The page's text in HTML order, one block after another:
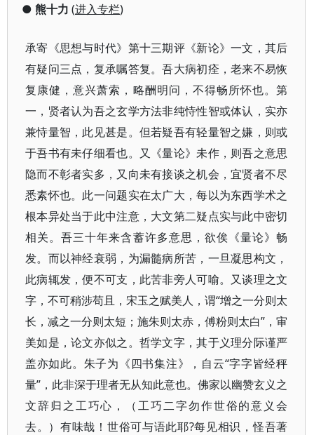
● 熊十力 (进入专栏)
承寄《思想与时代》第十三期评《新论》一文，其后
有疑问三点，复承嘱答复。吾大病初痊，老来不易恢
复康健，意兴萧索，略酬明问，不得畅所怀也。第
一，贤者认为吾之玄学方法非纯恃性智或体认，实亦
兼恃量智，此见甚是。但若疑吾有轻量智之嫌，则或
于吾书有未仔细看也。又《量论》未作，则吾之意思
隐而不彰者实多，又向未有接谈之机会，宜贤者不尽
悉素怀也。此一问题实在太广大，每以为东西学术之
根本异处当于此中注意，大文第二疑点实与此中密切
相关。吾三十年来含蓄许多意思，欲俟《量论》畅
发。而以神经衰弱，为漏髓病所苦，一旦凝思构文，
此病辄发，便不可支，此苦非旁人可喻。又谈理之文
字，不可稍涉苟且，宋玉之赋美人，谓“增之一分则太
长，减之一分则太短；施朱则太赤，傅粉则太白”，审
美如是，论文亦似之。哲学文字，其于义理分际谨严
盖亦如此。朱子为《四书集注》，自云“字字皆经秤
量”，此非深于理者无从知此意也。佛家以幽赞玄义之
文辞归之工巧心，（工巧二字勿作世俗的意义会
去。）有味哉！世俗可与语此耶?每见相识，怪吾著